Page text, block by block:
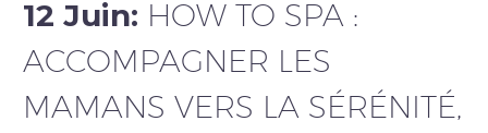
12 Juin: HOW TO SPA :
ACCOMPAGNER LES
MAMANS VERS LA SÉRÉNITÉ,